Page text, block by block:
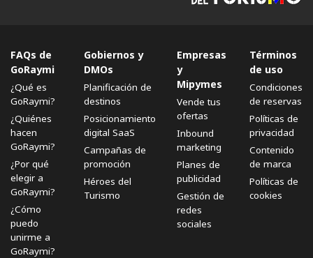
FAQs de
GoRaymi
¿Qué es
GoRaymi?
¿Quiénes
hacen
GoRaymi?
¿Por qué
elegir a
GoRaymi?
¿Cómo
puedo
unirme a
GoRaymi?
Gobiernos y
DMOs
Planificación de
destinos
Posicionamiento
digital SaaS
Campañas de
promoción
Héroes del
Turismo
Empresas
y
Mipymes
Vende tus
ofertas
Inbound
marketing
Planes de
publicidad
Gestión de
redes
sociales
Términos
de uso
Condiciones
de reservas
Políticas de
privacidad
Contenido
de marca
Políticas de
cookies